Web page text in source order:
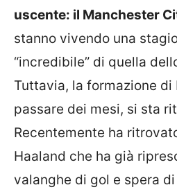
uscente: il Manchester
stanno vivendo una
“incredibile” di quella
Tuttavia, la formazione di
passare dei mesi, si sta
Recentemente ha
Haaland che ha già
valanghe di gol e spera